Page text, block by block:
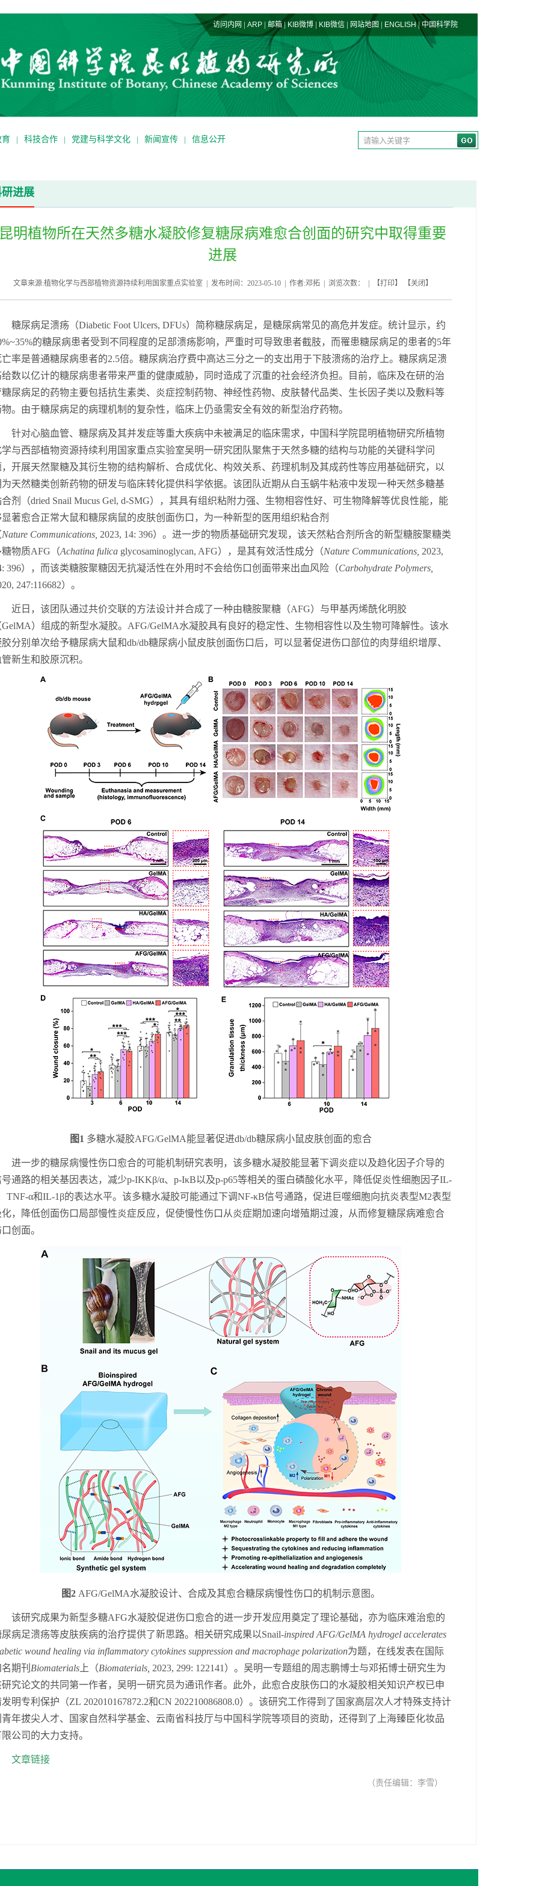
访问内网 | ARP | 邮箱|KIB微博 | KIB微信 | 网站地图 | ENGLISH| 中国科学院
育 | 科技合作 | 党建与科学文化 | 新闻宣传 | 信息公开
进展
明植物所在天然多糖水凝胶修复糖尿病难愈合创面的研究中取得重要
进展
文章来源:植物化学与西部植物资源持续利用国家重点实验室 | 发布时间：2023-05-10 | 作者:邓拓 | 浏览次数： | 【打印】 【关闭 】
糖尿病足溃疡（Diabetic Foot Ulcers, DFUs） 简称糖尿病足，是糖尿病常见的高危并发症。统计显示，约
的糖尿病患者受到不同程度的足部溃疡影响，严重时可导致患者截肢，而罹患糖尿病足的患者的5年
亡率是普通糖尿病患者的2.5倍。糖尿病治疗费中高达三分之一的支出用于下肢溃疡的治疗上。糖尿病足溃
给数以亿计的糖尿病患者带来严重的健康威胁， 同时造成了沉重的社会经济负担。目前，临床及在研的治
糖尿病足的药物主要包括抗生素类、炎症控制药物、神经性药物、皮肤替代品类、生长因子类以及敷料等
物。由于糖尿病足的病理机制的复杂性，临床上仍亟需安全有效的新型治疗药物。
针对心脑血管、糖尿病及其并发症等重大疾病中未被满足的临床需求，中国科学院昆明植物研究所植物
学与西部植物资源持续利用国家重点实验室吴明一研究团队聚焦于天然多糖的结构与功能的关键科学问
，开展天然聚糖及其衍生物的结构解析、 合成优化、 构效关系、 药理机制及其成药性等应用基础研究， 以
为天然糖类创新药物的研发与临床转化提供科学依据。 该团队近期从 白玉蜗牛粘液中发现一种天然多糖基
剂（dried Snail Mucus Gel, d-SMG），其具有组织粘附力强、生物相容性好、可生物降解等优良性能，能
显著愈合正常大鼠和糖尿病鼠的皮肤创面伤口，为一种新型的医用组织粘合剂
Nature Communications 2023, 14: 396） 。进一步的物质基础研究发现，该天然粘合剂所含的新型糖胺聚糖类
糖物质AFG （Achatina fulica glycosaminoglycan, AFG），是其有效活性成分（Nature Communications 2023,
396） ，而该类糖胺聚糖因无抗凝活性在外用时不会给伤口创面带来出血风险（Carbohydrate Polymers,
247:116682） 。
近日，该 团队通过共价交联的方法设计并合成了一种由糖胺聚糖（AFG）与甲基丙烯酰化明胶
GelMA）组成的新型水凝胶。 AFG/GelMA水凝胶具有良好的稳定性、生物相容性以及生物可降解性。该水
胶分别单次给予糖尿病大鼠和db/db糖尿病小鼠皮肤创面伤口 后，可以显著促进伤口部位的肉芽组织增厚、
新生和胶原沉积。
图1 多糖水凝胶AFG/GelMA能显著促进db/db糖尿病小鼠皮肤创面的愈合
进一步的糖尿病慢性伤口愈合的可能机制研究表明，该多糖水凝胶能显著下调炎症以及趋化因子介导的
号通路的相关基因表达，减少p-IKKβ/α、 p-IκB以及p-p65等相关的蛋白磷酸化水平，降低促炎性细胞因子IL-
TNF-α和IL-1β的表达水平。该多糖水凝胶可能通过下调NF-κB信号通路，促进巨噬细胞向抗炎表型M2表型
化，降低创面伤口局部慢性炎症反应，促使慢性伤口从炎症期加速向增殖期过渡，从而修复糖尿病难愈合
创面。
图2 AFG/GelMA水凝胶设计、合成及其愈合糖尿病慢性伤口的机制示意图。
研究成果为新型多糖AFG水凝胶促进伤口愈合的进一步开发应用奠定了理论基础，亦为 临床难治愈的
尿病足溃疡等皮肤疾病的治疗提供了新思路。相关研究成果以Snail-inspired AFG/GelMA hydrogel accelerates
wound healing via inflammatory cytokines suppression and macrophage polarization为题，在线发表在 国际
期刊 Biomaterials 上（Biomaterials 2023, 299: 122141 ） 。吴明一专题组的周志鹏博士与邓拓博士研究生为
研究论文的共同 第一作者，吴明一研究员为通讯作者。
此外，此愈合皮肤伤口的水凝胶相关知识产权已申
发明专利保护（ZL 202010167872.2和CN 202210086808.0）。 该研究工作得到了国家高层次人才特殊支持计
青年拔尖人才、国家自然科学基金、云南省科技厅与中国科学院等项目的资助，还得到了上海臻臣化妆品
公司的大力支持。
文章链接
（责任编辑：李雪）